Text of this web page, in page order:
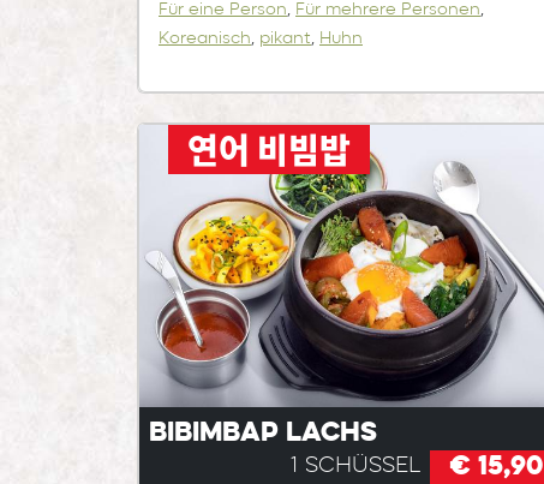
Für eine Person, Für mehrere Personen,
Koreanisch, pikant, Huhn
연어 비빔밥
Bibimbap Lachs
1 Schüssel € 15,90